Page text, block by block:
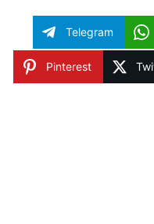
Telegram
Pinterest